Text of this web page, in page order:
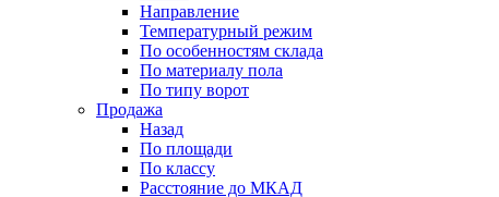
Направление
Температурный режим
По особенностям склада
По материалу пола
По типу ворот
Продажа
Назад
По площади
По классу
Расстояние до МКАД